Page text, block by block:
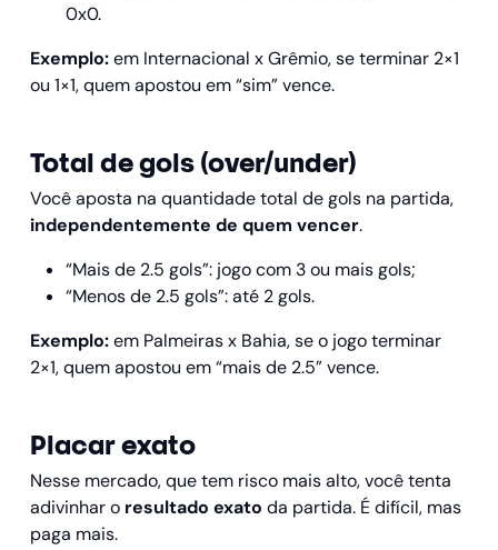
0x0.
Exemplo:em Internacional x Grêmio, se terminar 2×1
ou 1×1, quem apostou em “sim” vence.
Total de gols (over/under)
Você aposta na quantidade total de gols na partida,
independentemente de quem vencer.
“Mais de 2.5 gols”: jogo com 3 ou mais gols;
“Menos de 2.5 gols”: até 2 gols.
Exemplo:em Palmeiras x Bahia, se o jogo terminar
2×1, quem apostou em “mais de 2.5” vence.
Placar exato
Nesse mercado, que tem risco mais alto, você tenta
adivinhar o resultado exato da partida. É difícil, mas
paga mais.